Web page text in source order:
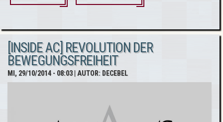
Zeitanomalie
-Trailer
[INSIDE AC] REVOLUTION DER
BEWEGUNGSFREIHEIT
MI, 29/10/2014 - 08:03| AUTOR: DECEBEL